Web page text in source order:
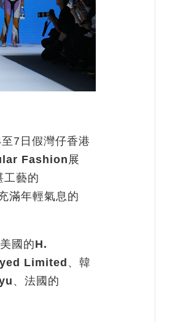
至7 日假灣仔香港
Fashion 展
工藝的
滿年輕氣息的
國的H.
Limited 、韓
、法國的